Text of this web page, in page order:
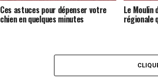
Ces astuces pour dépenser votre
chien en quelques minutes
Le Moulin
régionale